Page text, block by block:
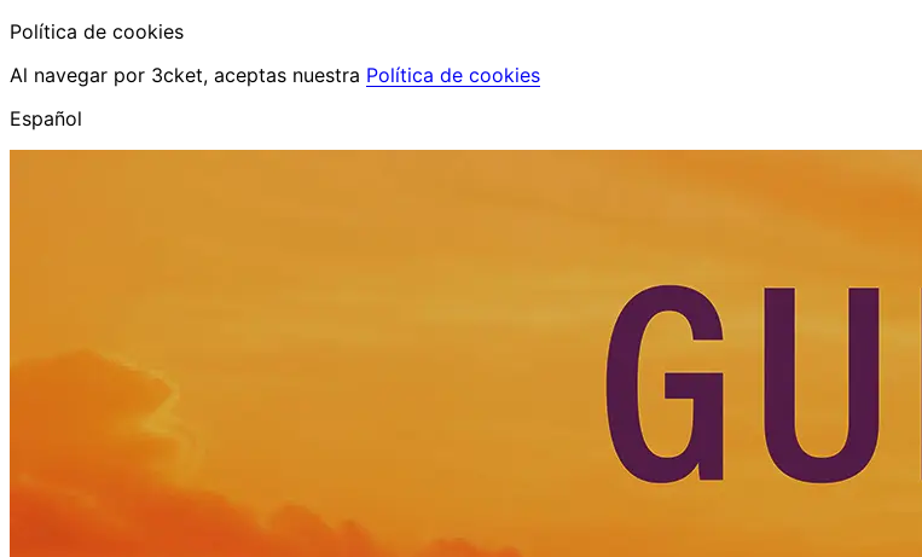
Política de cookies
Al navegar por 3cket, aceptas nuestra Política de cookies
Español